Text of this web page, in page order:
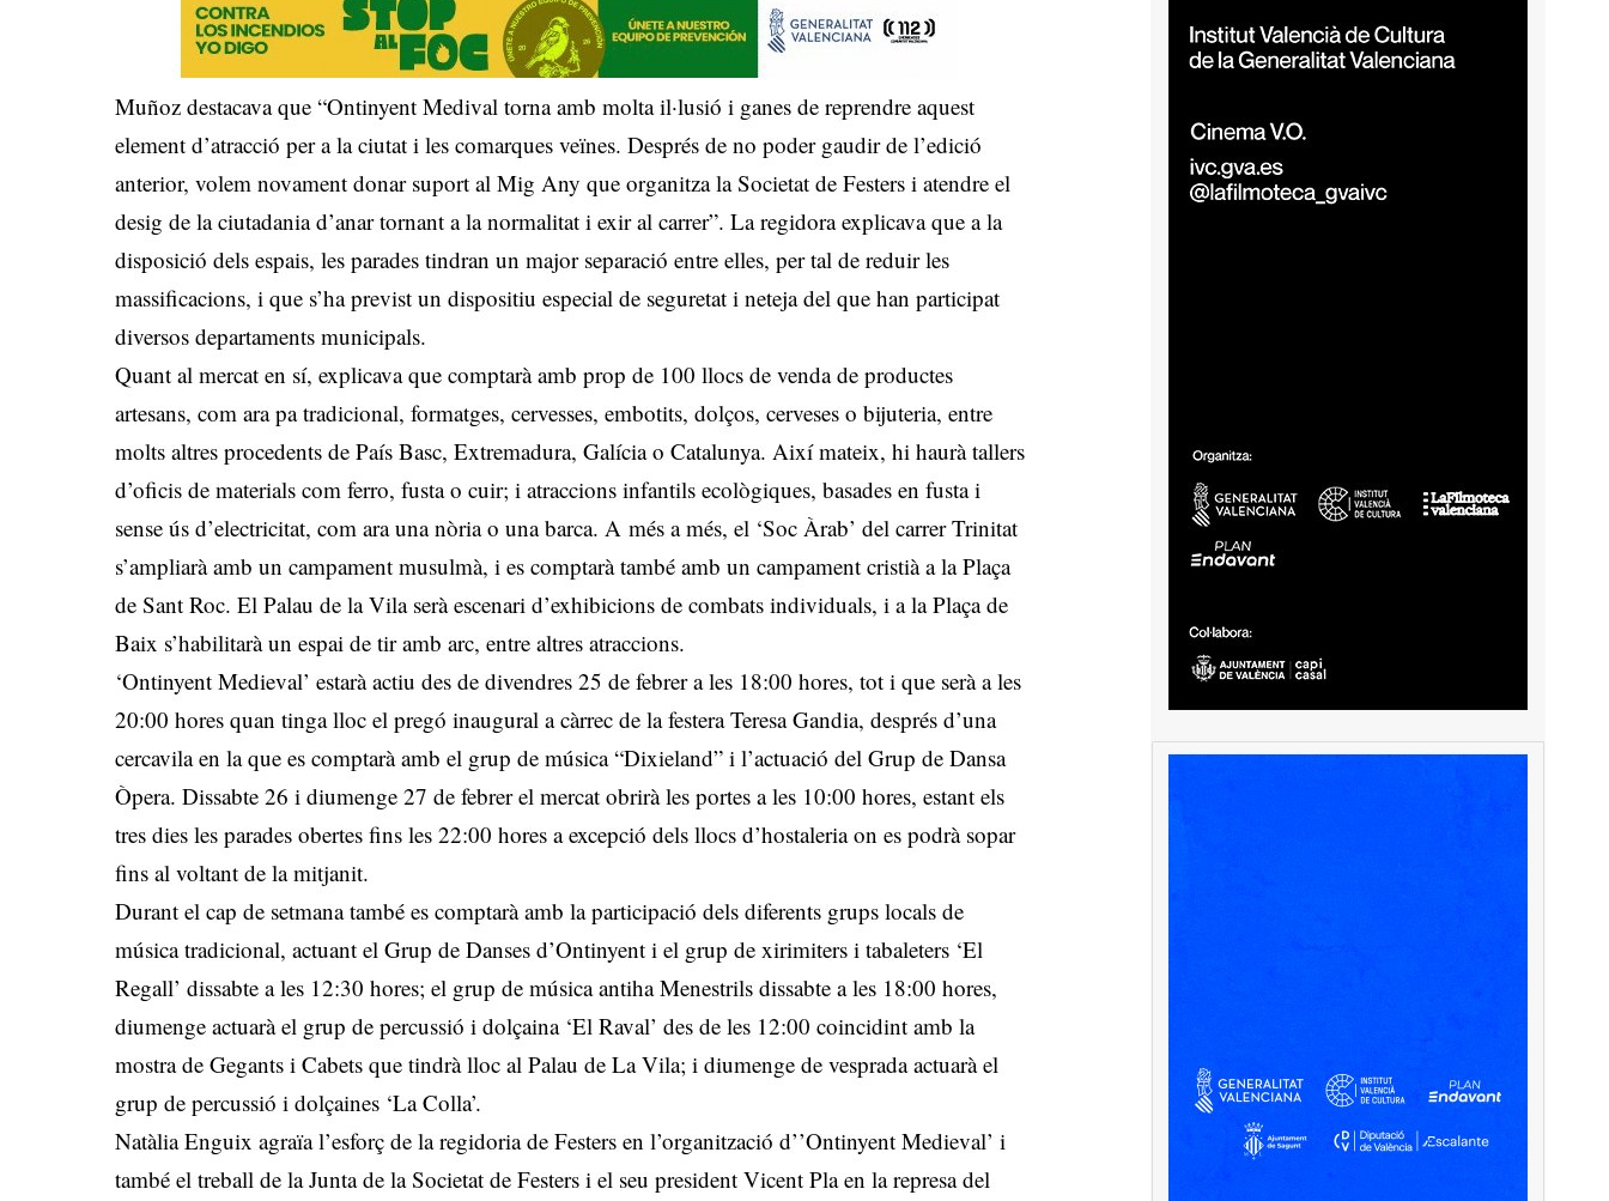
Muñoz destacava que “Ontinyent Medival torna amb molta il·lusió i ganes de reprendre aquest
element d’atracció per a la ciutat i les comarques veïnes. Després de no poder gaudir de l’edició
anterior, volem novament donar suport al Mig Any que organitza la Societat de Festers i atendre el
desig de la ciutadania d’anar tornant a la normalitat i exir al carrer”. La regidora explicava que a la
disposició dels espais, les parades tindran un major separació entre elles, per tal de reduir les
massificacions, i que s’ha previst un dispositiu especial de seguretat i neteja del que han participat
diversos departaments municipals.
Quant al mercat en sí, explicava que comptarà amb prop de 100 llocs de venda de productes
artesans, com ara pa tradicional, formatges, cervesses, embotits, dolços, cerveses o bijuteria, entre
molts altres procedents de País Basc, Extremadura, Galícia o Catalunya. Així mateix, hi haurà tallers
d’oficis de materials com ferro, fusta o cuir; i atraccions infantils ecològiques, basades en fusta i
sense ús d’electricitat, com ara una nòria o una barca. A més a més, el ‘Soc Àrab’ del carrer Trinitat
s’ampliarà amb un campament musulmà, i es comptarà també amb un campament cristià a la Plaça
de Sant Roc. El Palau de la Vila serà escenari d’exhibicions de combats individuals, i a la Plaça de
Baix s’habilitarà un espai de tir amb arc, entre altres atraccions.
‘Ontinyent Medieval’ estarà actiu des de divendres 25 de febrer a les 18:00 hores, tot i que serà a les
20:00 hores quan tinga lloc el pregó inaugural a càrrec de la festera Teresa Gandia, després d’una
cercavila en la que es comptarà amb el grup de música “Dixieland” i l’actuació del Grup de Dansa
Òpera. Dissabte 26 i diumenge 27 de febrer el mercat obrirà les portes a les 10:00 hores, estant els
tres dies les parades obertes fins les 22:00 hores a excepció dels llocs d’hostaleria on es podrà sopar
fins al voltant de la mitjanit.
Durant el cap de setmana també es comptarà amb la participació dels diferents grups locals de
música tradicional, actuant el Grup de Danses d’Ontinyent i el grup de xirimiters i tabaleters ‘El
Regall’ dissabte a les 12:30 hores; el grup de música antiha Menestrils dissabte a les 18:00 hores,
diumenge actuarà el grup de percussió i dolçaina ‘El Raval’ des de les 12:00 coincidint amb la
mostra de Gegants i Cabets que tindrà lloc al Palau de La Vila; i diumenge de vesprada actuarà el
grup de percussió i dolçaines ‘La Colla’.
Natàlia Enguix agraïa l’esforç de la regidoria de Festers en l’organització d’’Ontinyent Medieval’ i
també el treball de la Junta de la Societat de Festers i el seu president Vicent Pla en la represa del